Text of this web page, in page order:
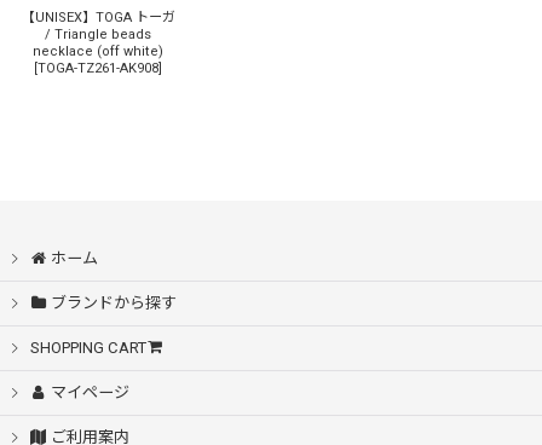
【UNISEX】TOGA トーガ
/ Triangle beads
necklace (off white)
[TOGA-TZ261-AK908]
ホーム
ブランドから探す
SHOPPING CART
マイページ
ご利用案内